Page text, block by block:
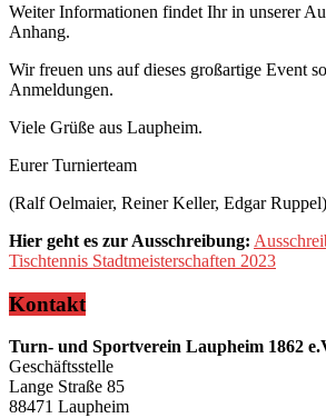
Weiter Informationen findet Ihr in unserer
Anhang.
Wir freuen uns auf dieses großartige Event
Anmeldungen.
Viele Grüße aus Laupheim.
Eurer Turnierteam
(Ralf Oelmaier, Reiner Keller, Edgar Ruppel)
Hier geht es zur Ausschreibung:
Tischtennis Stadtmeisterschaften 2023
Kontakt
Turn- und Sportverein Laupheim 1862
Geschäftsstelle
Lange Straße 85
88471 Laupheim